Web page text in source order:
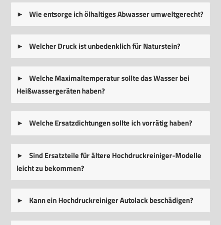
Wie entsorge ich ölhaltiges Abwasser umweltgerecht?
Welcher Druck ist unbedenklich für Naturstein?
Welche Maximaltemperatur sollte das Wasser bei
Heißwassergeräten haben?
Welche Ersatzdichtungen sollte ich vorrätig haben?
Sind Ersatzteile für ältere Hochdruckreiniger-Modelle
leicht zu bekommen?
Kann ein Hochdruckreiniger Autolack beschädigen?